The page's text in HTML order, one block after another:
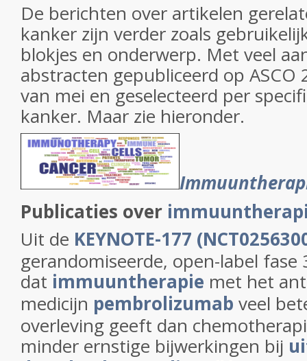
De berichten over artikelen
kanker zijn verder zoals
blokjes en onderwerp. Met veel
abstracten gepubliceerd op ASCO
van mei en geselecteerd per
kanker. Maar zie hieronder.
Publicaties over
Uit de KEYNOTE-177
gerandomiseerde, open-label
dat immuuntherapie met het
medicijn pembrolizumab veel
overleving geeft dan
minder ernstige bijwerkingen bij